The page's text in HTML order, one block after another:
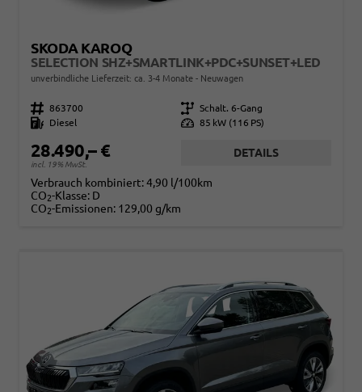
SKODA KAROQ
SELECTION SHZ+SMARTLINK+PDC+SUNSET+LED
unverbindliche Lieferzeit: ca. 3-4 Monate Neuwagen
Fahrzeugnr. 863700 Getriebe Schalt. 6-Gang
Kraftstoff
Diesel Leistung 85 kW (116 PS)
28.490,– €
incl. 19% MwSt.
DETAILS
Verbrauch kombiniert:4,90 l/100km
CO2-Klasse: D
CO2-Emissionen: 129,00 g/km